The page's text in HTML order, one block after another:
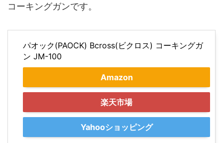
コーキングガンです。
パオック(PAOCK) Bcross(ビクロス) コーキングガ
ン JM-100
Amazon
楽天市場
Yahooショッピング